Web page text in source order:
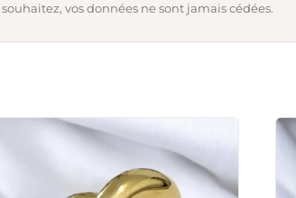
vos données ne sont jamais cédées.